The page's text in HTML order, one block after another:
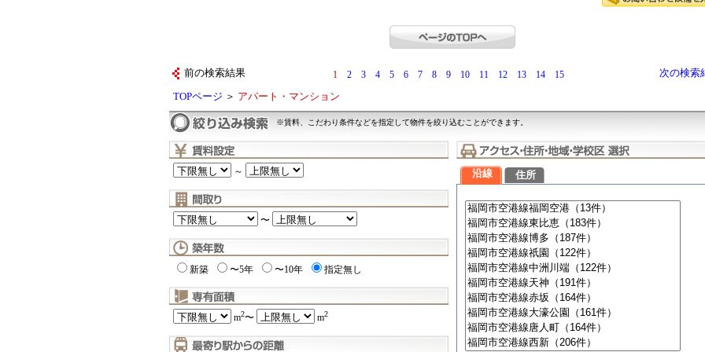
前の検索結果 1 2 3 4 5 6 7 8 9 10 11 12 13 14 15 次の検索
TOPページ ＞ アパート・マンション
※賃料、こだわり条件などを指定して物件を絞り込むことができます。
～
〜
新築 〜5年 〜10年 指定無し
m2〜 m2
沿線 住所